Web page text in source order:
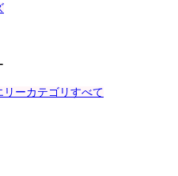
ーカテゴリすべて